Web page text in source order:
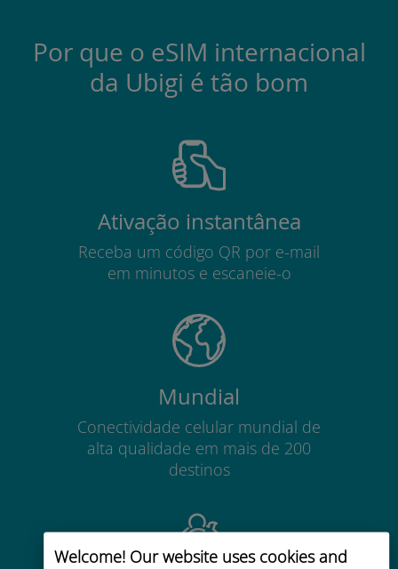
Welcome! Our website uses cookies and
Por que o eSIM internacional
da Ubigi é tão bom
Ativação instantânea
Receba um código QR por e-mail
em minutos e escaneie-o
Mundial
Conectividade celular mundial de
alta qualidade em mais de 200
destinos